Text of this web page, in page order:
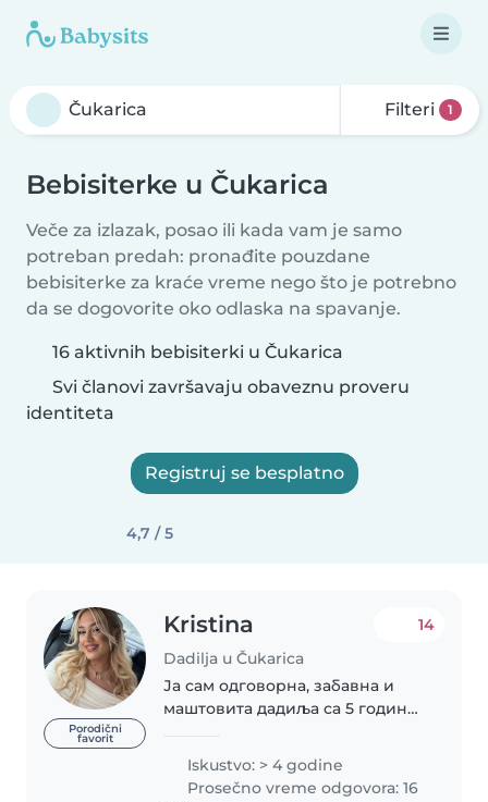
Filteri 1
Bebisiterke u Čukarica
Veče za izlazak, posao ili kada vam je samo
potreban predah: pronađite pouzdane
bebisiterke za kraće vreme nego što je potrebno
da se dogovorite oko odlaska na spavanje.
16 aktivnih bebisiterki u Čukarica
Svi članovi završavaju obaveznu proveru
identiteta
Registruj se besplatno
4,7 / 5
Porodični
favorit
Kristina
Dadilja u Čukarica
14
Ја сам одговорна, забавна и
маштовита дадиља са 5 година
до предшколског узраста.
Волим да цртам, читам, правим
Iskustvo: > 4 godine
Prosečno vreme odgovora: 16